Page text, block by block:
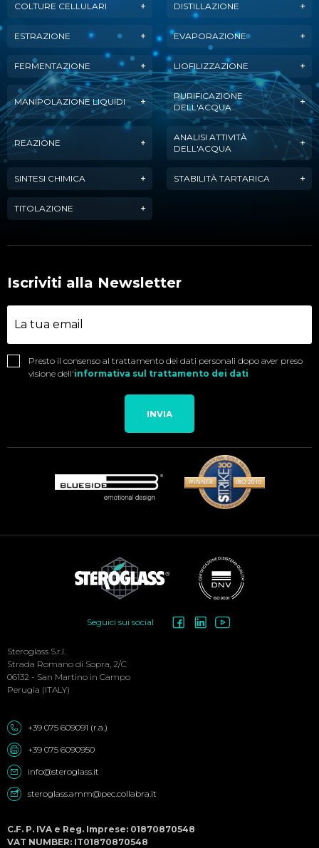
COLTURE CELLULARI DISTILLAZIONE
ESTRAZIONE EVAPORAZIONE
FERMENTAZIONE LIOFILIZZAZIONE
MANIPOLAZIONE LIQUIDI
PURIFICAZIONE
DELL'ACQUA
REAZIONE
ANALISI ATTIVITÀ
DELL'ACQUA
SINTESI CHIMICA STABILITÀ TARTARICA
TITOLAZIONE
Iscriviti alla Newsletter
Presto il consenso al trattamento dei dati personali dopo aver preso
visione dell'informativa sul trattamento dei dati
INVIA
Menu
Seguici sui social
Steroglass S.r.l.
Strada Romano di Sopra, 2/C
06132 - San Martino in Campo
Perugia (ITALY)
+39 075 609091 (r.a.)
+39 075 6090950
info@steroglass.it
steroglass.amm@pec.collabra.it
C.F. P. IVA e Reg. Imprese: 01870870548
VAT NUMBER: IT01870870548